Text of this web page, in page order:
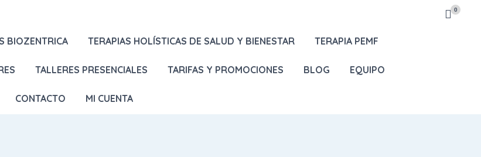
0
BIOZENTRICA TERAPIAS HOLÍSTICAS DE SALUD Y BIENESTAR TERAPIA PEMF
TALLERES PRESENCIALES TARIFAS Y PROMOCIONES BLOG EQUIPO
CONTACTO MI CUENTA